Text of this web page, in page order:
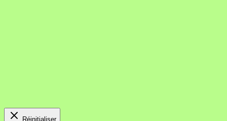
Réinitialiser